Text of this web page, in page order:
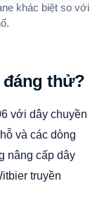
khác biệt so với
thử?
với dây chuyền
và các dòng
nâng cấp dây
truyền